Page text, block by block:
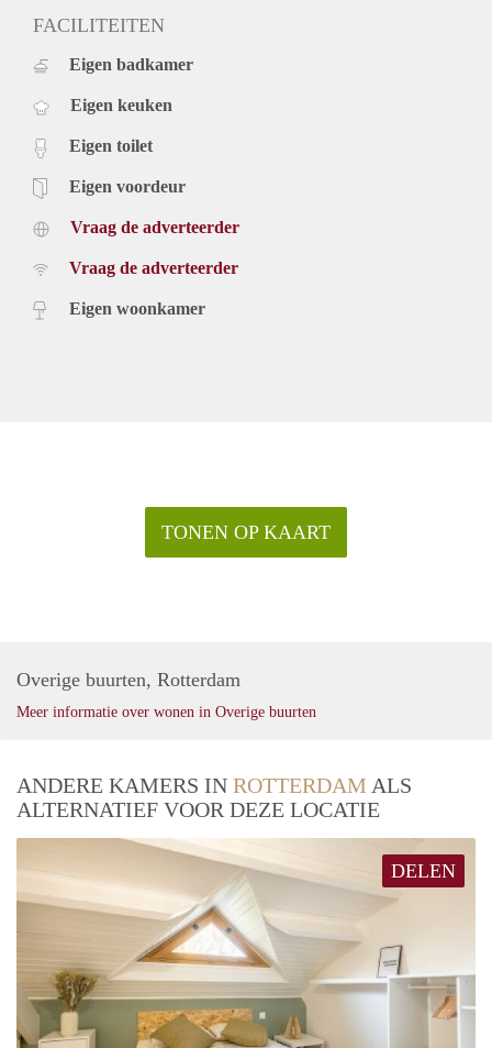
FACILITEITEN
Eigen badkamer
Eigen keuken
Eigen toilet
Eigen voordeur
Vraag de adverteerder
Vraag de adverteerder
Eigen woonkamer
TONEN OP KAART
Overige buurten, Rotterdam
Meer informatie over wonen in Overige buurten
ANDERE KAMERS IN ROTTERDAM ALS
ALTERNATIEF VOOR DEZE LOCATIE
DELEN